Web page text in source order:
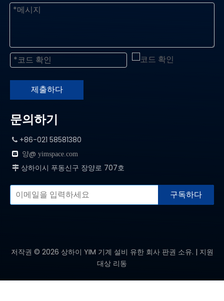
제출하다
문의하기
 +86-021 58581380
 양@ yimspace.com
 상하이시 푸동신구 장양로 707호
구독하다
저작권 © 2026 상하이 YIM 기계 설비 유한 회사 판권 소유. | 지원
대상 리동